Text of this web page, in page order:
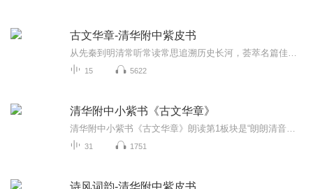
古文华章-清华附中紫皮书
15 5622
清华附中小紫书《古文华章》
31 1751
诗风词韵-清华附中紫皮书